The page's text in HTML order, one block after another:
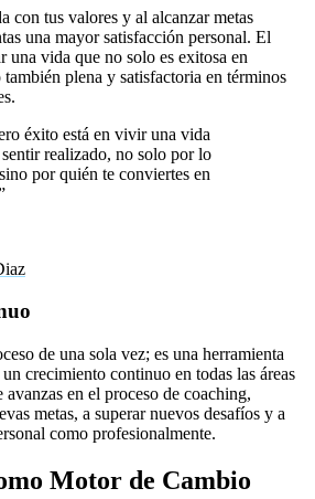
con tus valores y al alcanzar metas
una mayor satisfacción personal. El
una vida que no solo es exitosa en
plena y satisfactoria en términos
éxito está en vivir una vida
realizado, no solo por lo
por quién te conviertes en
de una sola vez; es una herramienta
crecimiento continuo en todas las áreas
en el proceso de coaching,
metas, a superar nuevos desafíos y a
como profesionalmente.
Motor de Cambio